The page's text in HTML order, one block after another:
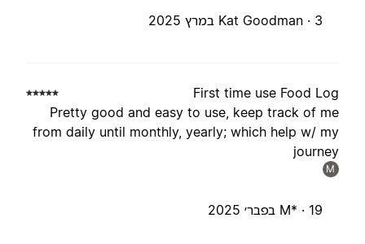
Kat Goodman ·
First time use Food
Pretty good and easy to use, keep track of
from daily until monthly, yearly; which help w/
M* ·